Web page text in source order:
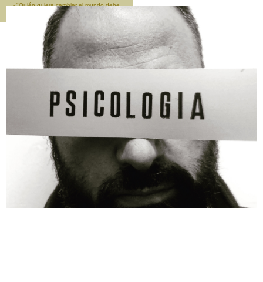
- "Quién quiera cambiar el mundo debe
empezar por cambiarse a si mismo" -
Sócrates